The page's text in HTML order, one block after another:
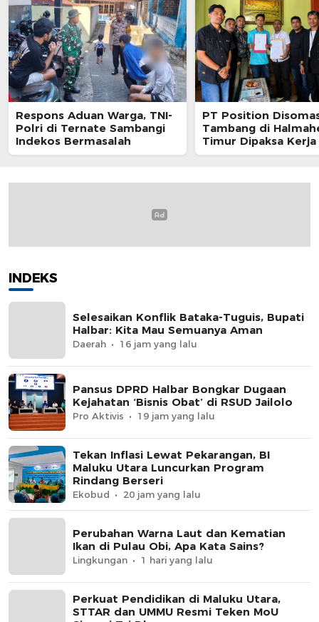
Respons Aduan Warga, TNI-
Polri di Ternate Sambangi
Indekos Bermasalah
PT Position
Tambang di
Timur Dipaksa Kerja
Tanpa BPJS
INDEKS
Selesaikan Konflik Bataka-Tuguis, Bupati
Halbar: Kita Mau Semuanya Aman
Daerah 16 jam yang lalu
Pansus DPRD Halbar Bongkar Dugaan
Kejahatan ‘Bisnis Obat’ di RSUD Jailolo
Pro Aktivis 19 jam yang lalu
Tekan Inflasi Lewat Pekarangan, BI
Maluku Utara Luncurkan Program
Rindang Berseri
Ekobud 20 jam yang lalu
Perubahan Warna Laut dan Kematian
Ikan di Pulau Obi, Apa Kata Sains?
Lingkungan 1 hari yang lalu
Perkuat Pendidikan di Maluku Utara,
STTAR dan UMMU Resmi Teken MoU